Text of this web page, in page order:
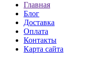
Главная
Блог
Доставка
Оплата
Контакты
Карта сайта